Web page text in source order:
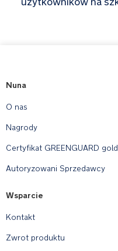
Nuna
O nas
Nagrody
Certyfikat GREENGUARD gold
Autoryzowani Sprzedawcy
Wsparcie
Kontakt
Zwrot produktu